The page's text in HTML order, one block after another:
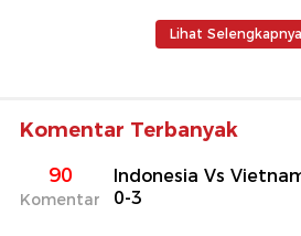
Lihat Selengkapnya
Komentar Terbanyak
90
Komentar
Indonesia Vs
0-3